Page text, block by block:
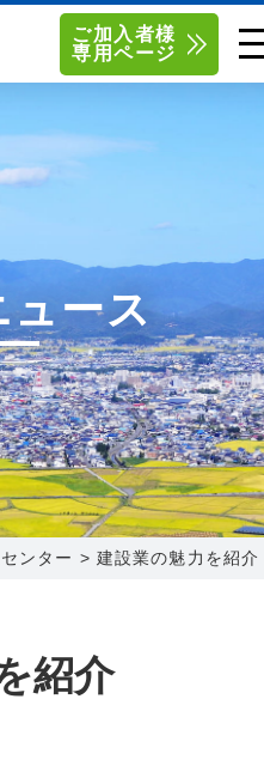
）
0138-34-2525
025-210-1200
南東北センター(福島)
〒960-8252
福島県福島市御山字一本松17-1-
1
0120-173-577
営業時間 9:15～18:00
ご加入者様
専用ページ
ュース
ンター > 建設業の魅力を紹介
紹介